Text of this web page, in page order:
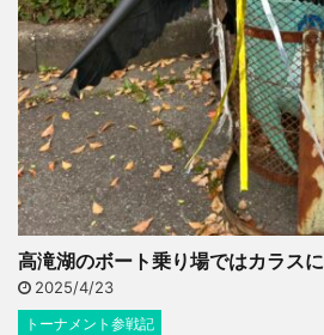
高滝湖のボート乗り場ではカラス
2025/4/23
トーナメント参戦記